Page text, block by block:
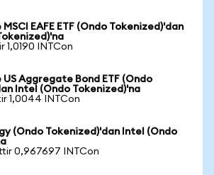
EAFE ETF (Ondo Tokenized)'dan
1,0190 INTCon
US Aggregate Bond ETF (Ondo
Intel (Ondo Tokenized)'na
1,0044 INTCon
(Ondo Tokenized)'dan Intel (Ondo
0,967697 INTCon